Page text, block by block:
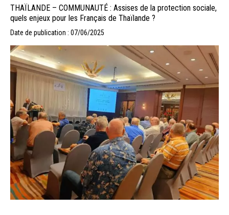
THAÏLANDE – COMMUNAUTÉ : Assises de la protection sociale,
quels enjeux pour les Français de Thaïlande ?
Date de publication : 07/06/2025